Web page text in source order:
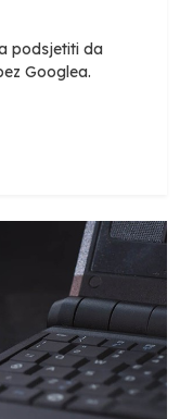
podsjetiti da
Googlea.